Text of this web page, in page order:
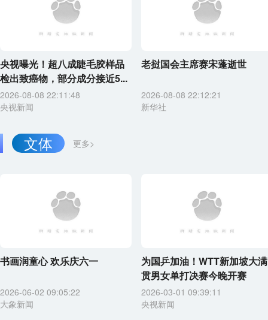
央视曝光！超八成睫毛胶样品
检出致癌物，部分成分接近5...
2026-08-08 22:11:48
央视新闻
老挝国会主席赛宋蓬逝世
2026-08-08 22:12:21
新华社
更多>
文体
书画润童心 欢乐庆六一
2026-06-02 09:05:22
大象新闻
为国乒加油！WTT新加坡大满
贯男女单打决赛今晚开赛
2026-03-01 09:39:11
央视新闻